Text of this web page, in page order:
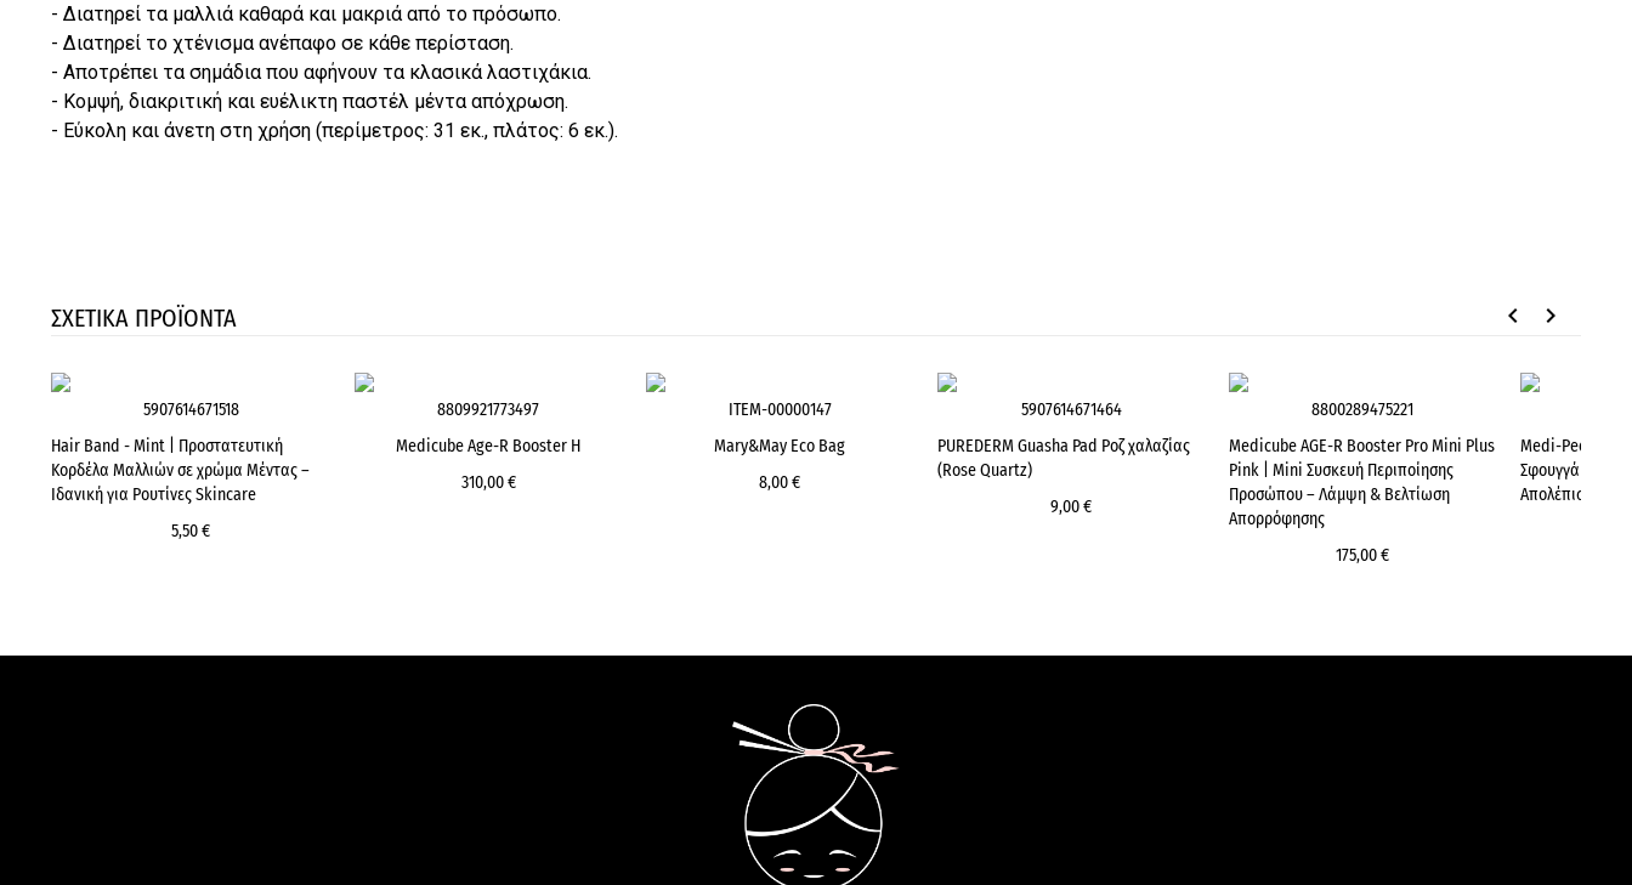
- Διατηρεί τα μαλλιά καθαρά και μακριά από το πρόσωπο.
- Διατηρεί το χτένισμα ανέπαφο σε κάθε περίσταση.
- Αποτρέπει τα σημάδια που αφήνουν τα κλασικά λαστιχάκια.
- Κομψή, διακριτική και ευέλικτη παστέλ μέντα απόχρωση.
- Εύκολη και άνετη στη χρήση (περίμετρος: 31 εκ., πλάτος: 6 εκ.).
ΣΧΕΤΙΚΑ ΠΡΟΪΟΝΤΑ keyboard_arrow_left keyboard_arrow_right
5907614671518
Hair Band - Mint | Προστατευτική
Κορδέλα Μαλλιών σε χρώμα Μέντας –
Ιδανική για Ρουτίνες Skincare
5,50 €
8809921773497
Medicube Age-R Booster H
310,00 €
ITEM-00000147
Mary&May Eco Bag
8,00 €
5907614671464
PUREDERM Guasha Pad Ροζ χαλαζίας
(Rose Quartz)
9,00 €
8800289475221
Medicube AGE-R Booster Pro Mini Plus
Pink | Mini Συσκευή Περιποίησης
Προσώπου – Λάμψη & Βελτίωση
Απορρόφησης
175,00 €
Medi-Peel
Σφουγγάρι
Απολέπιση &